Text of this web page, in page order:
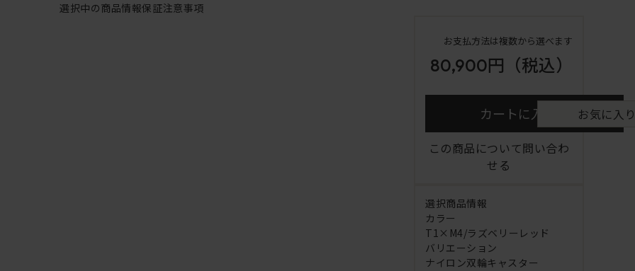
選択中の商品情報保証注意事項
お支払方法は複数から選べます
80,900円 （税込）
カートに入れる お気に入
この商品について問い合わ
せる
選択商品情報
カラー
T1×M4/ラズベリーレッド
バリエーション
ナイロン双輪キャスター